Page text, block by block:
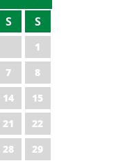
S S
1
7
8
14
15
21
22
28 29